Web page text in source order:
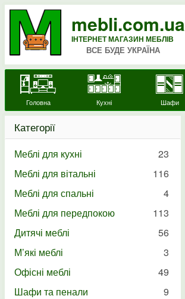
mebli.com.ua
ІНТЕРНЕТ МАГАЗИН МЕБЛІВ
ВСЕ БУДЕ УКРАЇНА
Головна Кухні Шафи
Категорії
Меблі для кухні
23
Меблі для вітальні
116
Меблі для спальні
4
Меблі для передпокою
113
Дитячі меблі
56
М’які меблі
3
Офісні меблі
49
Шафи та пенали
9